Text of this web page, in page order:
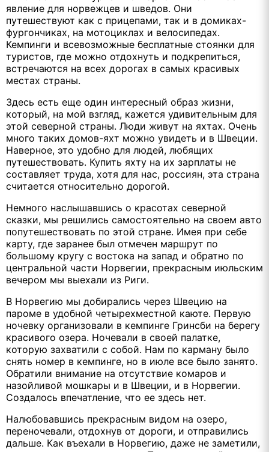
явление для норвежцев и шведов. Они
путешествуют как с прицепами, так и в домиках-
фургончиках, на мотоциклах и велосипедах.
Кемпинги и всевозможные бесплатные стоянки для
туристов, где можно отдохнуть и подкрепиться,
встречаются на всех дорогах в самых красивых
местах страны.
Здесь есть еще один интересный образ жизни,
который, на мой взгляд, кажется удивительным для
этой северной страны. Люди живут на яхтах. Очень
много таких домов-яхт можно увидеть и в Швеции.
Наверное, это удобно для людей, любящих
путешествовать. Купить яхту на их зарплаты не
составляет труда, хотя для нас, россиян, эта страна
считается относительно дорогой.
Немного наслышавшись о красотах северной
сказки, мы решились самостоятельно на своем авто
попутешествовать по этой стране. Имея при себе
карту, где заранее был отмечен маршрут по
большому кругу с востока на запад и обратно по
центральной части Норвегии, прекрасным июльским
вечером мы выехали из Риги.
В Норвегию мы добирались через Швецию на
пароме в удобной четырехместной каюте. Первую
ночевку организовали в кемпинге Гринсби на берегу
красивого озера. Ночевали в своей палатке,
которую захватили с собой. Нам по карману было
снять номер в кемпинге, но в июле все было занято.
Обратили внимание на отсутствие комаров и
назойливой мошкары и в Швеции, и в Норвегии.
Создалось впечатление, что ее здесь нет.
Налюбовавшись прекрасным видом на озеро,
переночевали, отдохнув от дороги, и отправились
дальше. Как въехали в Норвегию, даже не заметили,